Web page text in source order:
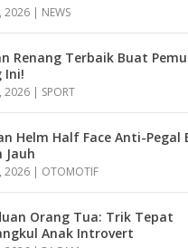
2026 | NEWS
Renang Terbaik Buat
Ini!
2026 | SPORT
Helm Half Face Anti-Pegal
Jauh
2026 | OTOMOTIF
Orang Tua: Trik Tepat
Anak Introvert